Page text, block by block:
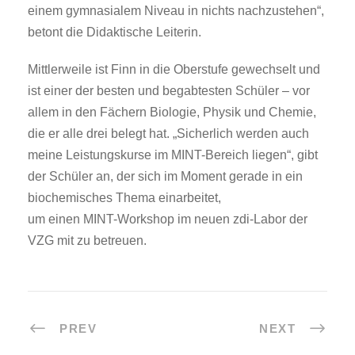
einem gymnasialem Niveau in nichts nachzustehen“,
betont die Didaktische Leiterin.
Mittlerweile ist Finn in die Oberstufe gewechselt und
ist einer der besten und begabtesten Schüler – vor
allem in den Fächern Biologie, Physik und Chemie,
die er alle drei belegt hat. „Sicherlich werden auch
meine Leistungskurse im MINT-Bereich liegen“, gibt
der Schüler an, der sich im Moment gerade in ein
biochemisches Thema einarbeitet,
um einen MINT-Workshop im neuen zdi-Labor der
VZG mit zu betreuen.
PREV NEXT